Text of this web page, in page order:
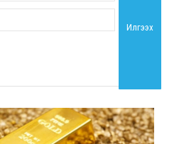
Илгээх